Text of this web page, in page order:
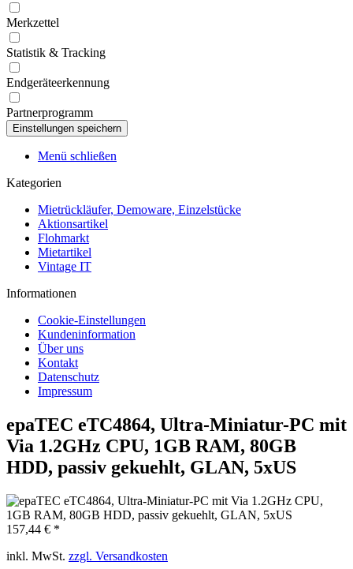
Merkzettel
Statistik & Tracking
Endgeräteerkennung
Partnerprogramm
Menü schließen
Kategorien
Mietrückläufer, Demoware, Einzelstücke
Aktionsartikel
Flohmarkt
Mietartikel
Vintage IT
Informationen
Cookie-Einstellungen
Kundeninformation
Über uns
Kontakt
Datenschutz
Impressum
epaTEC eTC4864, Ultra-Miniatur-PC mit
Via 1.2GHz CPU, 1GB RAM, 80GB
HDD, passiv gekuehlt, GLAN, 5xUS
157,44 € *
inkl. MwSt. zzgl. Versandkosten